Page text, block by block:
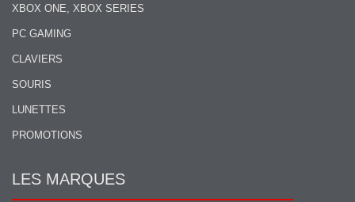
XBOX ONE, XBOX SERIES
PC GAMING
CLAVIERS
SOURIS
LUNETTES
PROMOTIONS
LES MARQUES